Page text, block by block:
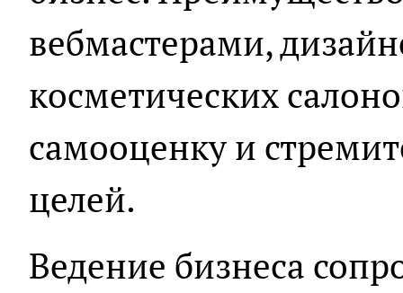
вебмастерами,
косметических
самооценку и
целей.
Ведение бизнеса